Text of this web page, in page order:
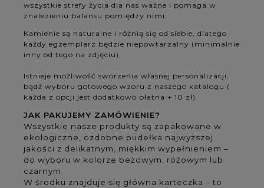
wszystkie strefy życia dla nas ważne i pomaga w
znalezieniu balansu pomiędzy nimi.
Kamienie są naturalne i różnią się od siebie, dlatego
każdy egzemplarz będzie niepowtarzalny (minimalnie
inny od tego na zdjęciu).
Istnieje możliwość sworzenia własnej personalizacji,
bądź wyboru gotowego wzoru z naszego katalogu (
każda z opcji jest dodatkowo płatna + 10 zł)
JAK PAKUJEMY ZAMÓWIENIE?
Wszystkie nasze produkty są zapakowane w
ekologiczne, ozdobne pudełka najwyższej
jakości z delikatnym, miękkim wypełnieniem –
do wyboru w kolorze beżowym, różowym lub
czarnym.
W środku znajduje się główna karteczka – to